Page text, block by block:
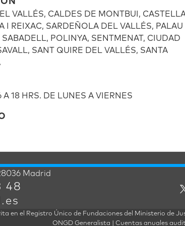
VALLÉS, CALDES DE MONTBUI,
I REIXAC, SARDEÑOLA DEL VALLÉS, PALAU
POLINYA, SENTMENAT, CIUDAD
SANT QUIRE DEL VALLÉS, SANTA
A 18 HRS. DE LUNES A VIERNES
Madrid
48
en el Registro Único de Fundaciones del Ministerio de
ONGD Generalista | Cuentas anuales